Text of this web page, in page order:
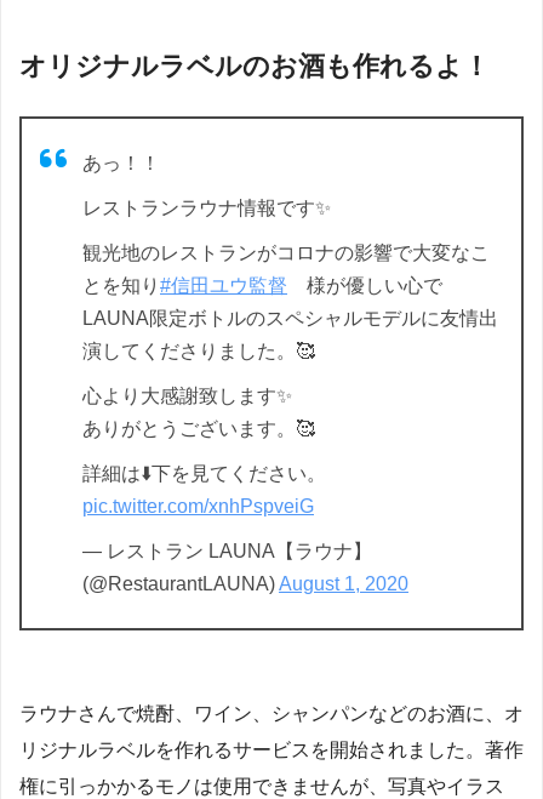
オリジナルラベルのお酒も作れるよ！
あっ！！
レストランラウナ情報です✨
観光地のレストランがコロナの影響で大変なこ
とを知り #信田ユウ監督 様が優しい心で
LAUNA限定ボトルのスペシャルモデルに友情出
演してくださりました。🥰
心より大感謝致します✨
ありがとうございます。🥰
詳細は⬇️下を見てください。
pic.twitter.com/xnhPspveiG
— レストラン LAUNA【ラウナ】
(@RestaurantLAUNA)August 1, 2020
ラウナさんで焼酎、ワイン、シャンパンなどのお酒に、オ
リジナルラベルを作れるサービスを開始されました。著作
権に引っかかるモノは使用できませんが、写真やイラス